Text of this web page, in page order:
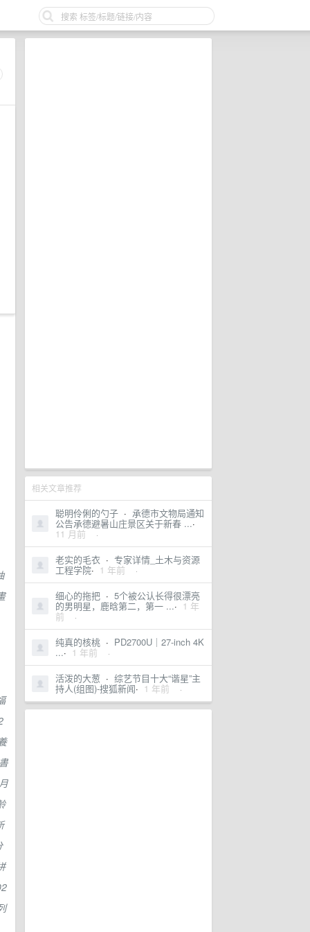
相关文章推荐
聪明伶俐的勺子 · 承德市文物局通知
公告承德避暑山庄景区关于新春 ...·
11 月前 ·
老实的毛衣 · 专家详情_土木与资源
工程学院· 1 年前 ·
细心的拖把 · 5个被公认长得很漂亮
的男明星，鹿晗第二，第一 ...· 1 年
前 ·
纯真的核桃 · PD2700U｜27-inch 4K
...· 1 年前 ·
活泼的大葱 · 综艺节目十大“谐星”主
持人(组图)-搜狐新闻· 1 年前 ·